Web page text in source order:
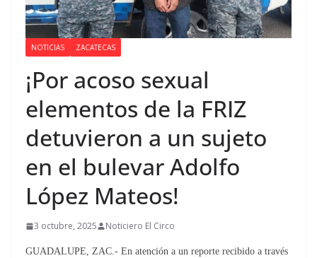
NOTICIAS ZACATECAS
¡Por acoso sexual
elementos de la FRIZ
detuvieron a un sujeto
en el bulevar Adolfo
López Mateos!
3 octubre, 2025 Noticiero El Circo
GUADALUPE, ZAC.- En atención a un reporte recibido a través